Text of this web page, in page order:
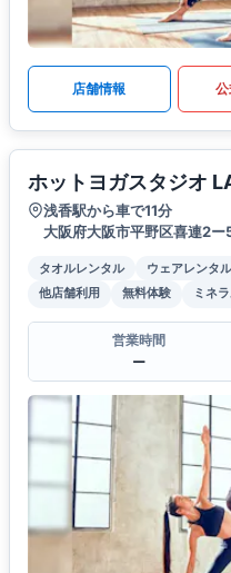
店舗情報 公
ホットヨガスタジオ
浅香駅から車で11分
大阪府大阪市平野区喜連2
タオルレンタル ウェアレンタル
他店舗利用
無料体験 ミネ
営業時間
ー